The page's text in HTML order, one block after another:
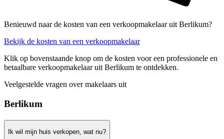
Benieuwd naar de kosten van een verkoopmakelaar uit Berlikum?
Bekijk de kosten van een verkoopmakelaar
Klik op bovenstaande knop om de kosten voor een professionele en
betaalbare verkoopmakelaar uit Berlikum te ontdekken.
Veelgestelde vragen over makelaars uit
Berlikum
Ik wil mijn huis verkopen, wat nu?